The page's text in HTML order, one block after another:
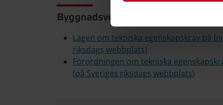
Byggnadsverkslagen (BVL) och
Lagen om tekniska egenskapskrav på
riksdags webbplats)
Förordningen om tekniska
(på Sveriges riksdags webbplats)